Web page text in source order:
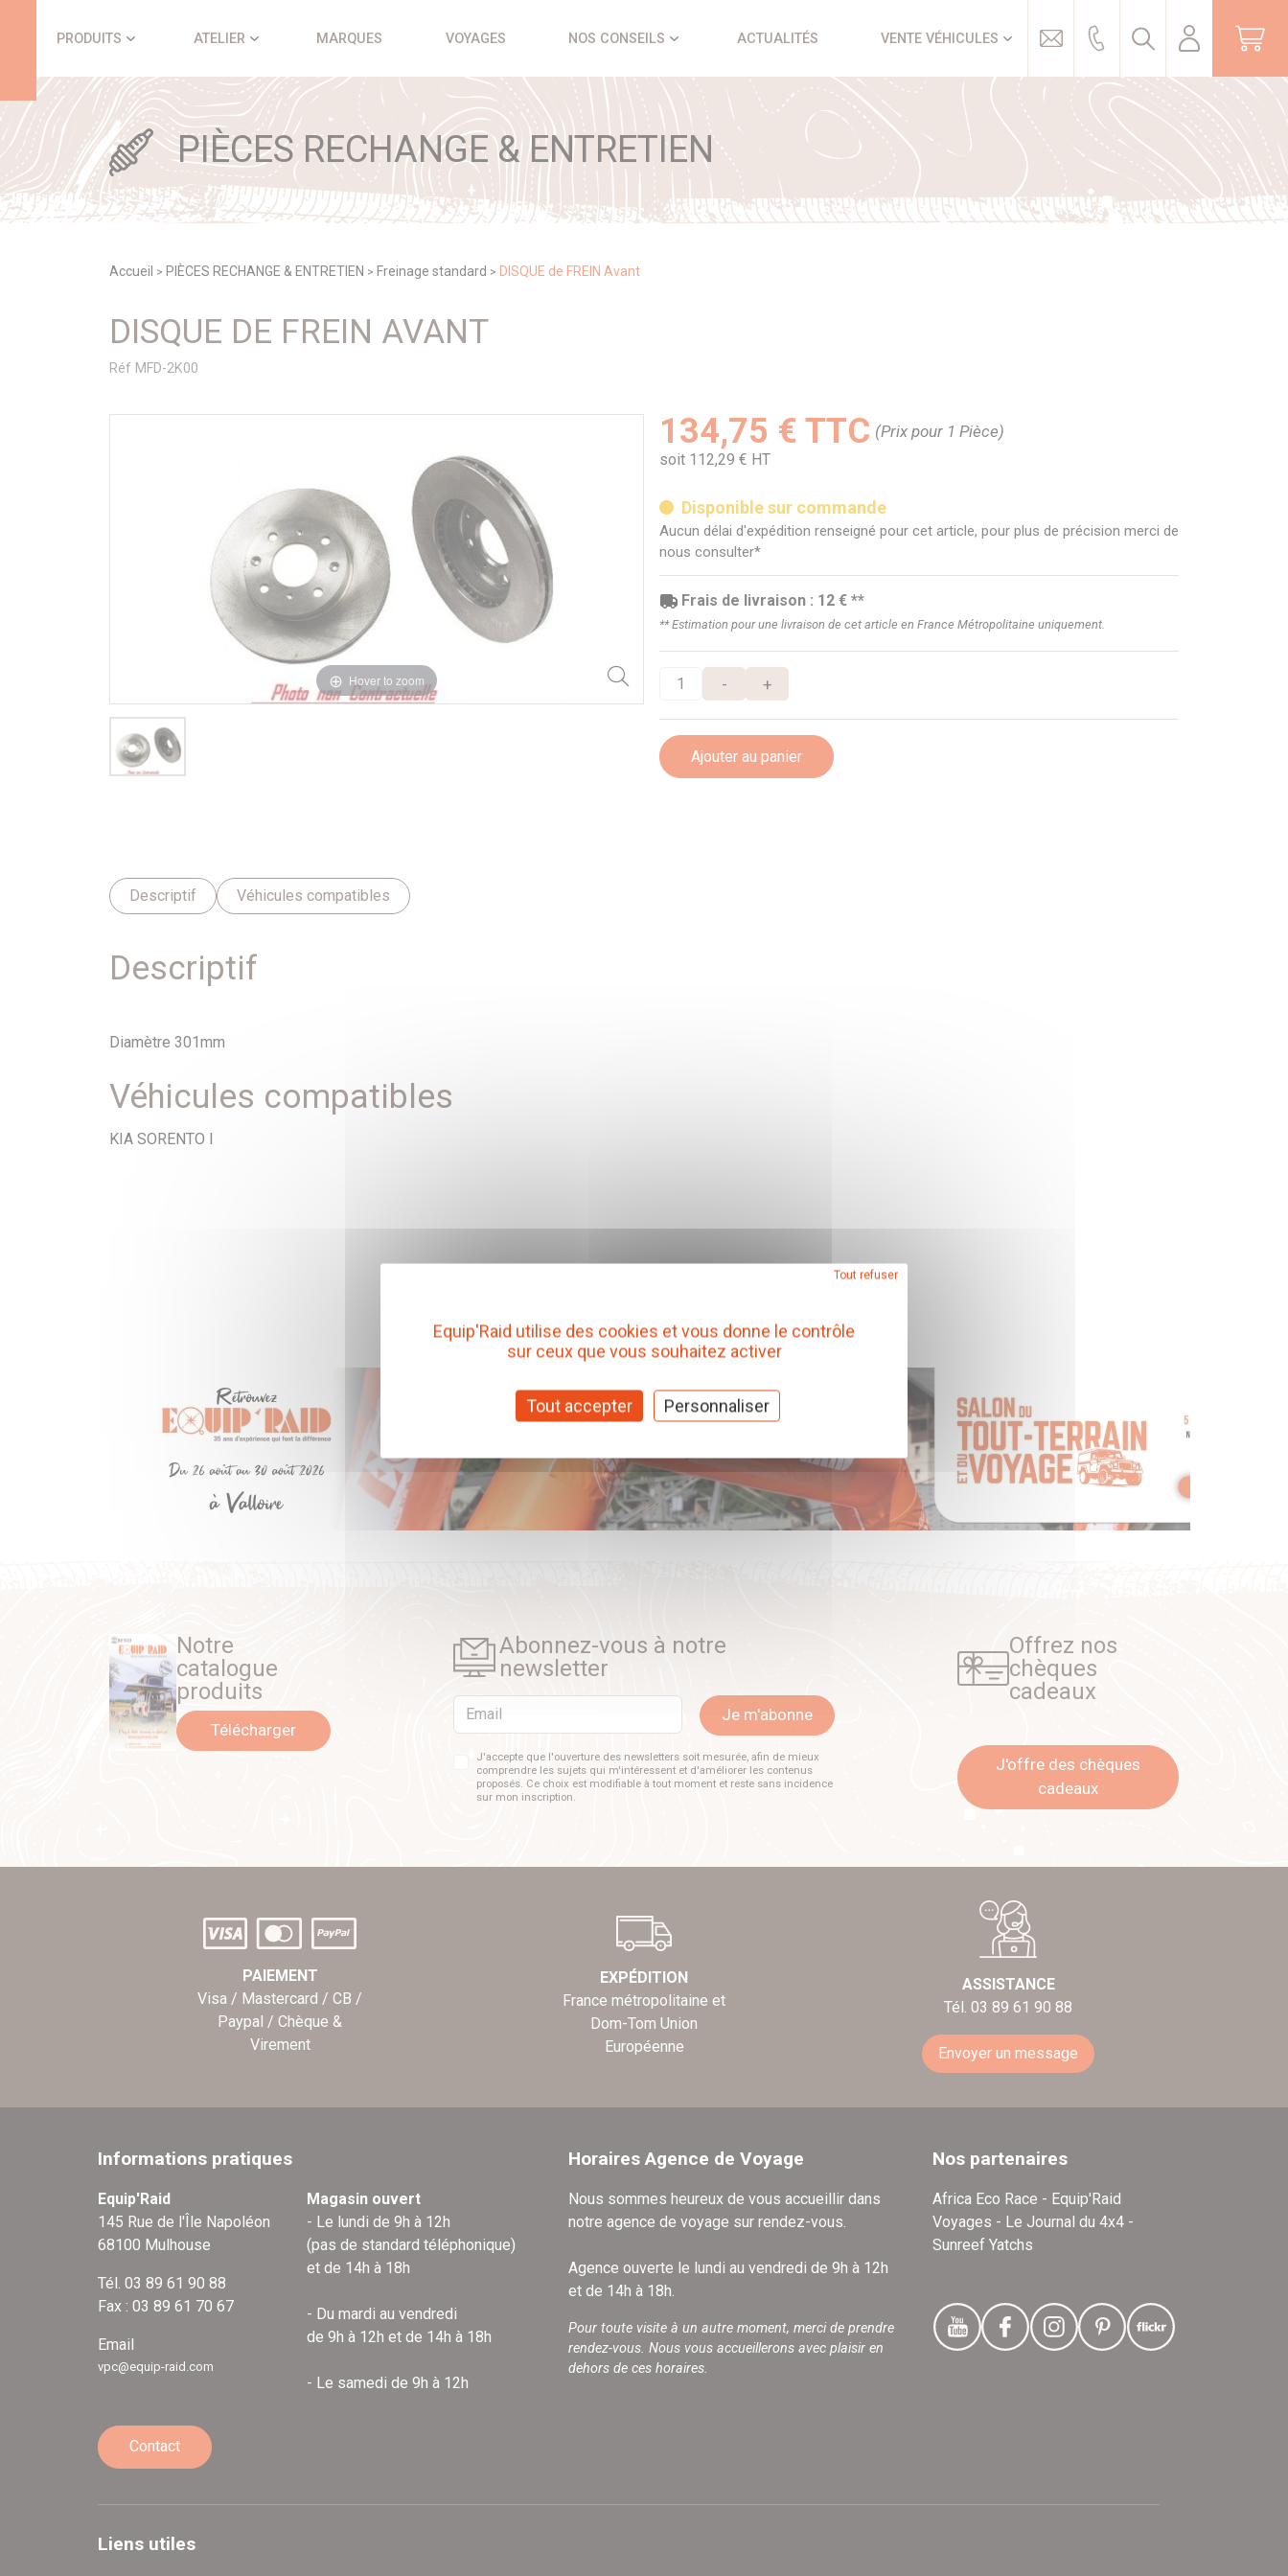
PRODUITS ATELIER MARQUES VOYAGES NOS CONSEILS ACTUALITÉS VENTE VÉHICULES
PIÈCES RECHANGE & ENTRETIEN
Accueil > PIÈCES RECHANGE & ENTRETIEN > Freinage standard > DISQUE de FREIN Avant
DISQUE DE FREIN AVANT
Réf MFD-2K00
Hover to zoom
134,75 € TTC (Prix pour 1 Pièce)
soit 112,29 € HT
Disponible sur commande
Aucun délai d'expédition renseigné pour cet article, pour plus de précision merci de
nous consulter*
Frais de livraison : 12 € **
** Estimation pour une livraison de cet article en France Métropolitaine uniquement.
- +
Ajouter au panier
Descriptif Véhicules compatibles
Descriptif
Diamètre 301mm
Véhicules compatibles
KIA SORENTO I
Notre
catalogue
produits
Télécharger
Abonnez-vous à notre
newsletter
Email Je m'abonne
J'accepte que l'ouverture des newsletters soit mesurée, afin de mieux
comprendre les sujets qui m'intéressent et d'améliorer les contenus
proposés. Ce choix est modifiable à tout moment et reste sans incidence
sur mon inscription.
Offrez nos
chèques
cadeaux
J'offre des chèques
cadeaux
PAIEMENT
Visa / Mastercard / CB /
Paypal / Chèque &
Virement
EXPÉDITION
France métropolitaine et
Dom-Tom Union
Européenne
ASSISTANCE
Tél. 03 89 61 90 88
Envoyer un message
Informations pratiques
Equip'Raid
145 Rue de l'Île Napoléon
68100 Mulhouse
Tél. 03 89 61 90 88
Fax : 03 89 61 70 67
Email
vpc@equip-raid.com
Magasin ouvert
- Le lundi de 9h à 12h
(pas de standard téléphonique)
et de 14h à 18h
- Du mardi au vendredi
de 9h à 12h et de 14h à 18h
- Le samedi de 9h à 12h
Contact
Horaires Agence de Voyage
Nous sommes heureux de vous accueillir dans
notre agence de voyage sur rendez-vous.
Agence ouverte le lundi au vendredi de 9h à 12h
et de 14h à 18h.
Pour toute visite à un autre moment, merci de prendre
rendez-vous. Nous vous accueillerons avec plaisir en
dehors de ces horaires.
Nos partenaires
Africa Eco Race - Equip'Raid
Voyages - Le Journal du 4x4 -
Sunreef Yatchs
Liens utiles
Equip'Raid utilise des cookies et vous donne le contrôle
sur ceux que vous souhaitez activer
Tout accepter
Tout refuser
Personnaliser